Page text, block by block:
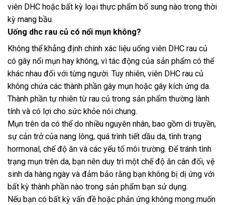
viên DHC hoặc bất kỳ loại thực phẩm bổ sung nào trong thời
kỳ mang bầu.
Uống dhc rau củ có nổi mụn không?
Không thể khẳng định chính xác liệu uống viên DHC rau củ
có gây nổi mụn hay không, vì tác động của sản phẩm có thể
khác nhau đối với từng người. Tuy nhiên, viên DHC rau củ
không chứa các thành phần gây mụn hoặc gây kích ứng da.
Thành phần tự nhiên từ rau củ trong sản phẩm thường lành
tính và có lợi cho sức khỏe nói chung.
Mụn trên da có thể do nhiều nguyên nhân, bao gồm di truyền,
sự cản trở của nang lông, quá trình tiết dầu da, tình trạng
hormonal, chế độ ăn và các yếu tố môi trường. Để tránh tình
trạng mụn trên da, bạn nên duy trì một chế độ ăn cân đối, vệ
sinh da hàng ngày và đảm bảo rằng bạn không bị dị ứng với
bất kỳ thành phần nào trong sản phẩm bạn sử dụng.
Nếu bạn có bất kỳ vấn đề hoặc phản ứng không mong muốn